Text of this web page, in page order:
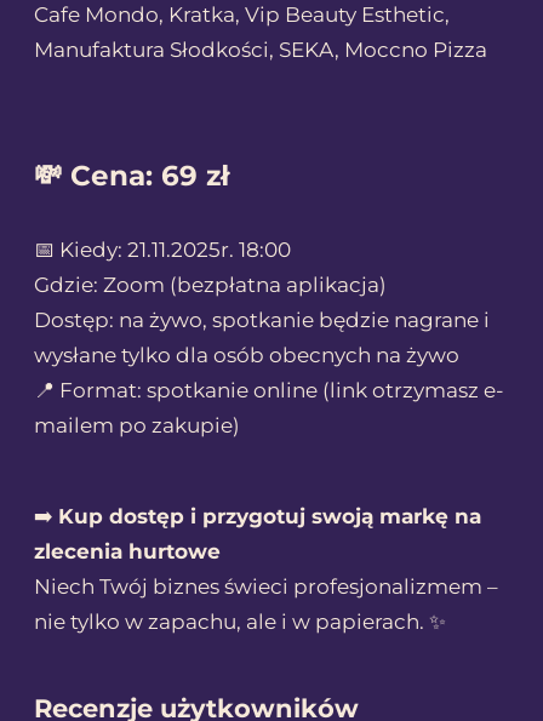
Cafe Mondo, Kratka, Vip Beauty Esthetic,
Manufaktura Słodkości, SEKA, Moccno Pizza
💸 Cena: 69 zł
📅 Kiedy: 21.11.2025r. 18:00
Gdzie: Zoom (bezpłatna aplikacja)
Dostęp: na żywo, spotkanie będzie nagrane i
wysłane tylko dla osób obecnych na żywo
📍 Format: spotkanie online (link otrzymasz e-
mailem po zakupie)
➡️ Kup dostęp i przygotuj swoją markę na
zlecenia hurtowe
Niech Twój biznes świeci profesjonalizmem –
nie tylko w zapachu, ale i w papierach. ✨
Recenzje użytkowników